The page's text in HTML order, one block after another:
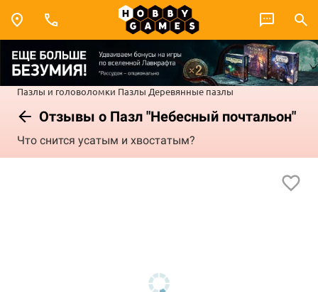
Пазлы и головоломки Пазлы Деревянные пазлы
Отзывы о Пазл "Небесный почтальон"
Что снится усатым и хвостатым?